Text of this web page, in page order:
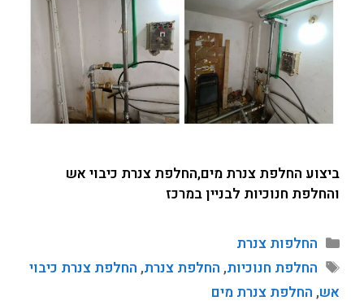
ביצוע החלפת צנרת מים,החלפת צנרת כיבוי אש
והחלפת חנוכיות לבניין במרכז
החלפות צנרת
החלפת חנוכיות, החלפת צנרת, החלפת צנרת כיבוי
אש, החלפת צנרת מים